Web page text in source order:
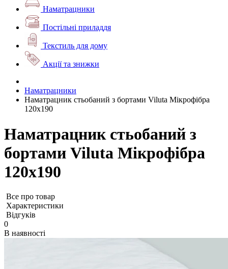
Наматрацники
Постільні приладдя
Текстиль для дому
Акції та знижки
Наматрацники
Наматрацник стьобаний з бортами Viluta Мікрофібра
120х190
Наматрацник стьобаний з
бортами Viluta Мікрофібра
120х190
Все про товар
Характеристики
Відгуків
0
В наявності